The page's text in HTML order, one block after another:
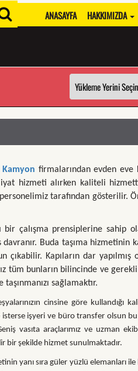
ANASAYFA HAKKIMIZDA
Kamyon firmalarından evden
hizmeti alırken kaliteli
tarafından gösterilir.
bir çalışma prensiplerine sahip
Buda taşıma hizmetinin
Kapıların dar yapılmış
tüm bunların bilincinde ve
sağlamaktır.
cinsine göre kullandığı
işyeri ve büro transfer olsun
vasıta araçlarımız ve uzman
bir şekilde hizmet sunulmaktadır.
yanı sıra güler yüzlü elemanları